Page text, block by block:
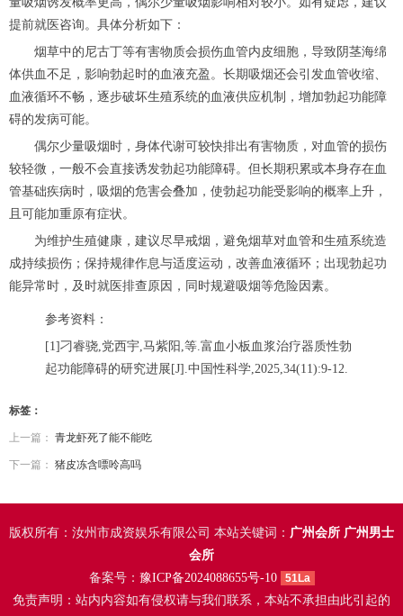
提前就医咨询。具体分析如下：
烟草中的尼古丁等有害物质会损伤血管内皮细胞，导致阴茎海绵
体供血不足，影响勃起时的血液充盈。长期吸烟还会引发血管收缩、
血液循环不畅，逐步破坏生殖系统的血液供应机制，增加勃起功能障
碍的发病可能。
偶尔少量吸烟时，身体代谢可较快排出有害物质，对血管的损伤
较轻微，一般不会直接诱发勃起功能障碍。但长期积累或本身存在血
管基础疾病时，吸烟的危害会叠加，使勃起功能受影响的概率上升，
且可能加重原有症状。
为维护生殖健康，建议尽早戒烟，避免烟草对血管和生殖系统造
成持续损伤；保持规律作息与适度运动，改善血液循环；出现勃起功
能异常时，及时就医排查原因，同时规避吸烟等危险因素。
参考资料：
[1]刁睿骁,党西宇,马紫阳,等.富血小板血浆治疗器质性勃
起功能障碍的研究进展[J].中国性科学,2025,34(11):9-12.
标签：
上一篇： 青龙虾死了能不能吃
下一篇： 猪皮冻含嘌呤高吗
版权所有：汝州市成资娱乐有限公司 本站关键词： 广州会所 广州男士
会所
备案号： 豫ICP备2024088655号-10 51La
免责声明：站内内容如有侵权请与我们联系，本站不承担由此引起的